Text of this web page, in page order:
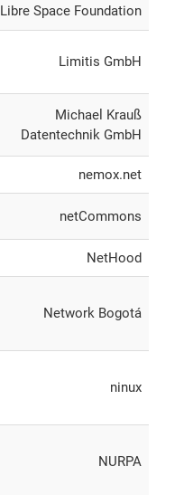
Libre Space Foundation
Limitis GmbH
Michael Krauß
Datentechnik GmbH
nemox.net
netCommons
NetHood
Network Bogotá
ninux
NURPA